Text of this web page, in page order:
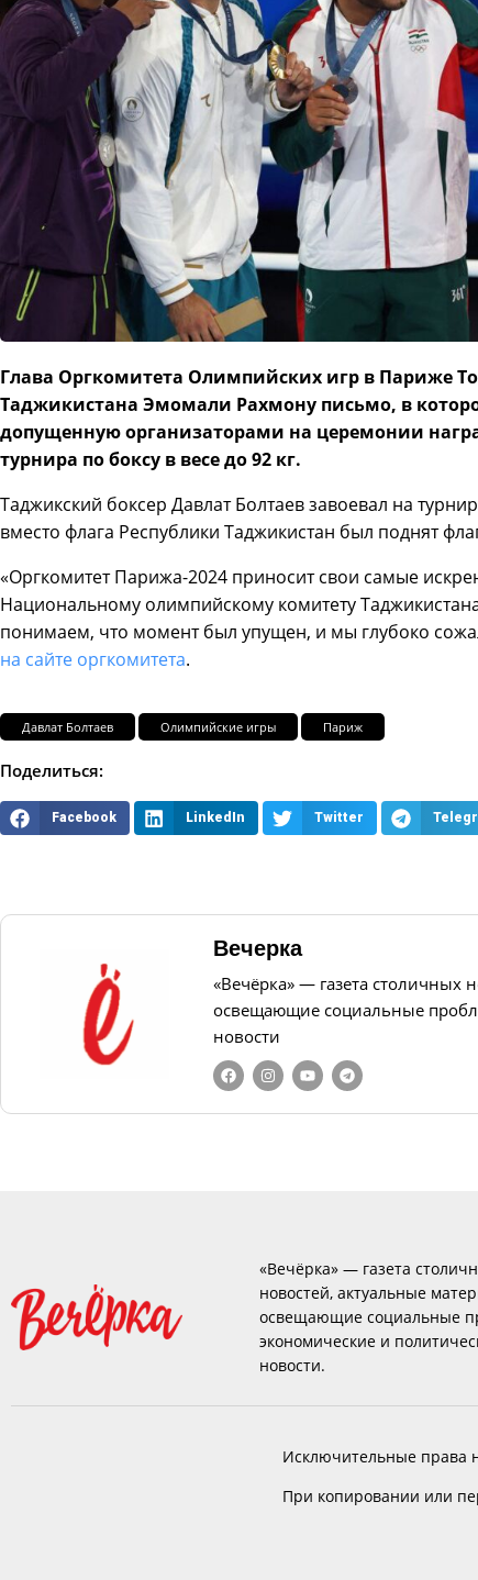
Глава Оргкомитета Олимпийских игр в Париже
Таджикистана Эмомали Рахмону письмо, в
допущенную организаторами на церемонии
турнира по боксу в весе до 92 кг.
Таджикский боксер Давлат Болтаев завоевал на
вместо флага Республики Таджикистан был поднят
«Оргкомитет Парижа-2024 приносит свои самые
Национальному олимпийскому комитету
понимаем, что момент был упущен, и мы глубоко
на сайте оргкомитета.
Давлат Болтаев Олимпийские игры Париж
Поделиться:
Facebook LinkedIn Twitter
Вечерка
«Вечёрка» — газета столичных
освещающие социальные
новости
«Вечёрка» — газета
новостей, актуальные
освещающие социальные
экономические и
новости.
Исключительные права
При копировании или